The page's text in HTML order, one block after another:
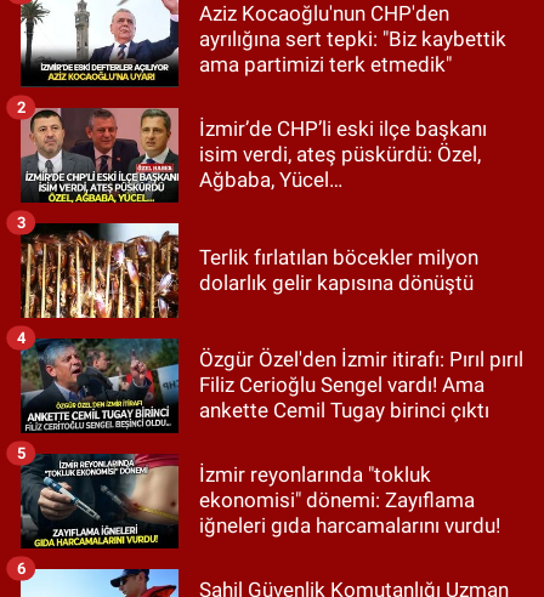
Aziz Kocaoğlu'nun CHP'den
ayrılığına sert tepki: "Biz kaybettik
ama partimizi terk etmedik"
İzmir’de CHP’li eski ilçe başkanı
isim verdi, ateş püskürdü: Özel,
Ağbaba, Yücel…
2
Terlik fırlatılan böcekler milyon
dolarlık gelir kapısına dönüştü
3
Özgür Özel'den İzmir itirafı: Pırıl pırıl
Filiz Cerioğlu Sengel vardı! Ama
ankette Cemil Tugay birinci çıktı
4
İzmir reyonlarında "tokluk
ekonomisi" dönemi: Zayıflama
iğneleri gıda harcamalarını vurdu!
5
Sahil Güvenlik Komutanlığı Uzman
6